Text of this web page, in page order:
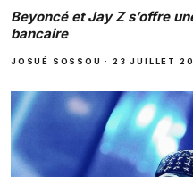
Beyoncé et Jay Z s’offre
bancaire
JOSUÉ SOSSOU · 23 JUILLET